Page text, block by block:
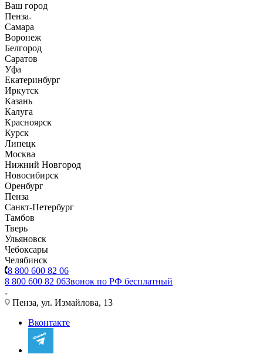
Ваш город
Пенза
Самара
Воронеж
Белгород
Саратов
Уфа
Екатеринбург
Иркутск
Казань
Калуга
Красноярск
Курск
Липецк
Москва
Нижний Новгород
Новосибирск
Оренбург
Пенза
Санкт-Петербург
Тамбов
Тверь
Ульяновск
Чебоксары
Челябинск
8 800 600 82 06
8 800 600 82 06Звонок по РФ бесплатный
Пенза, ул. Измайлова, 13
Вконтакте